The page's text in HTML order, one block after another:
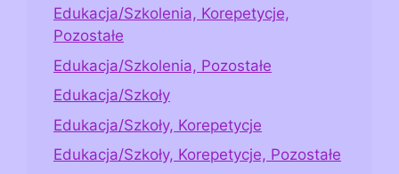
Edukacja/Szkolenia, Korepetycje,
Pozostałe
Edukacja/Szkolenia, Pozostałe
Edukacja/Szkoły
Edukacja/Szkoły, Korepetycje
Edukacja/Szkoły, Korepetycje, Pozostałe